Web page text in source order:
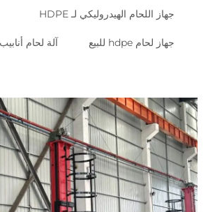
جهاز اللحام الهيدروليكي لـ HDPE
جهاز لحام hdpe للبيع آلة لحام أنابيب hdpe تلقائية